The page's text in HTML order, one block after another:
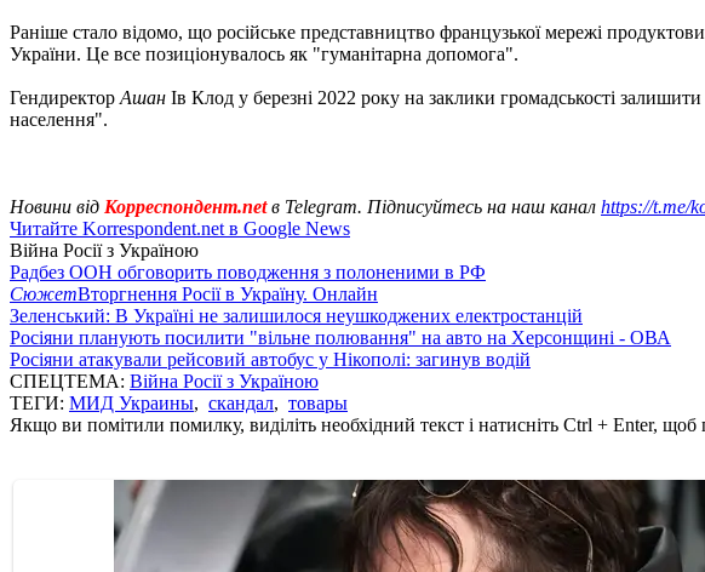
Раніше стало відомо, що російське представництво французької мережі
України. Це все позиціонувалось як "гуманітарна допомога".
Гендиректор Ашан Ів Клод у березні 2022 року на заклики громадськості
населення".
Новини від Корреспондент.netв Telegram. Підписуйтесь на наш канал https://t.me/
Читайте Korrespondent.net в Google News
Війна Росії з Україною
Радбез ООН обговорить поводження з полоненими в РФ
СюжетВторгнення Росії в Україну. Онлайн
Зеленський: В Україні не залишилося неушкоджених електростанцій
Росіяни планують посилити "вільне полювання" на авто на Херсонщині - ОВА
Росіяни атакували рейсовий автобус у Нікополі: загинув водій
СПЕЦТЕМА: Війна Росії з Україною
ТЕГИ: МИД Украины, скандал, товары
Якщо ви помітили помилку, виділіть необхідний текст і натисніть Ctrl + Enter,